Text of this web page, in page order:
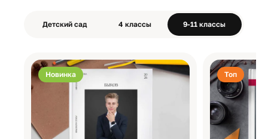
Детский сад 4 классы 9-11 классы
Новинка Топ